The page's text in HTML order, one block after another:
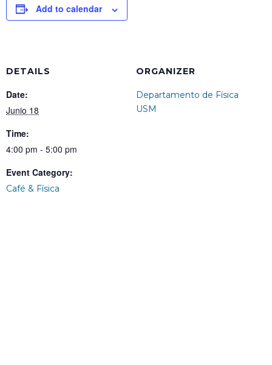
Add to calendar
DETAILS
Date:
Junio 18
Time:
4:00 pm - 5:00 pm
Event Category:
Café & Física
ORGANIZER
Departamento de Física
USM